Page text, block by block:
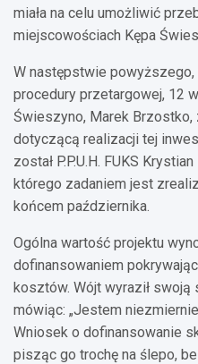
miała na celu umożliwić
miejscowościach Kępa
W następstwie
procedury przetargowej, 12
Świeszyno, Marek Brzostko,
dotyczącą realizacji tej
został P.P.U.H. FUKS
którego zadaniem jest
końcem października.
Ogólna wartość projektu
dofinansowaniem
kosztów. Wójt wyraził
mówiąc: „Jestem
Wniosek o dofinansowanie
pisząc go trochę na ślepo,